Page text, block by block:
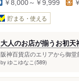
￥8,000～￥9,999
貯まる・使える
大人のお店が揃うお初
阪神百貨店のエリアから御
by ゆこゆなこ(589)